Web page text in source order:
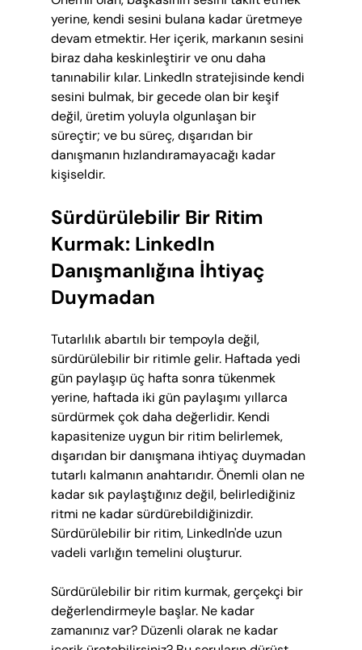
yerine, kendi sesini bulana kadar üretmeye
devam etmektir. Her içerik, markanın sesini
biraz daha keskinleştirir ve onu daha
tanınabilir kılar. LinkedIn stratejisinde kendi
sesini bulmak, bir gecede olan bir keşif
değil, üretim yoluyla olgunlaşan bir
süreçtir; ve bu süreç, dışarıdan bir
danışmanın hızlandıramayacağı kadar
kişiseldir.
Sürdürülebilir Bir Ritim
Kurmak: LinkedIn
Danışmanlığına İhtiyaç
Duymadan
Tutarlılık abartılı bir tempoyla değil,
sürdürülebilir bir ritimle gelir. Haftada yedi
gün paylaşıp üç hafta sonra tükenmek
yerine, haftada iki gün paylaşımı yıllarca
sürdürmek çok daha değerlidir. Kendi
kapasitenize uygun bir ritim belirlemek,
dışarıdan bir danışmana ihtiyaç duymadan
tutarlı kalmanın anahtarıdır. Önemli olan ne
kadar sık paylaştığınız değil, belirlediğiniz
ritmi ne kadar sürdürebildiğinizdir.
Sürdürülebilir bir ritim, LinkedIn'de uzun
vadeli varlığın temelini oluşturur.
Sürdürülebilir bir ritim kurmak, gerçekçi bir
değerlendirmeyle başlar. Ne kadar
zamanınız var? Düzenli olarak ne kadar